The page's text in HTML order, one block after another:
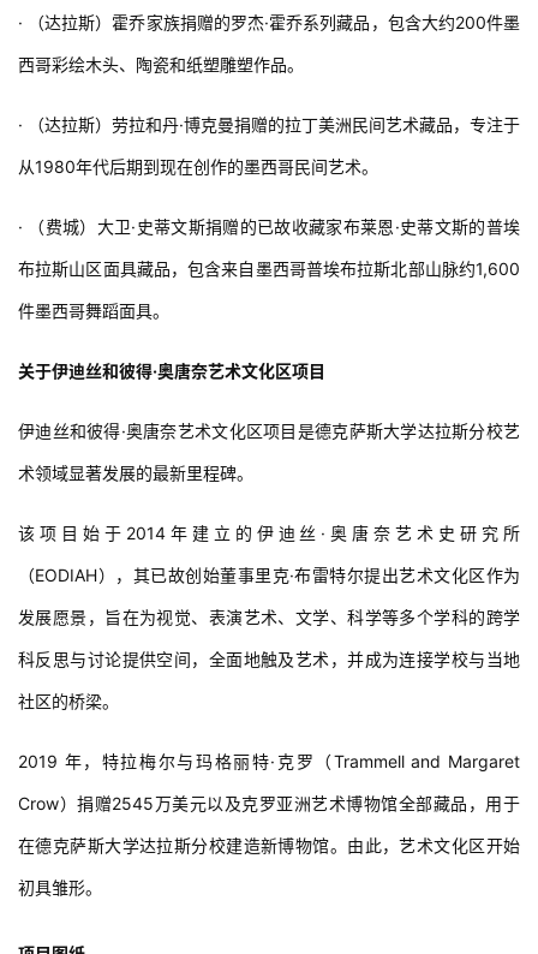
建
专
教
极
工
流
· （达拉斯）霍乔家族捐赠的罗杰·霍乔系列藏品，包含大约200件墨
西哥彩绘木头、陶瓷和纸塑雕塑作品。
· （达拉斯）劳拉和丹·博克曼捐赠的拉丁美洲民间艺术藏品，专注于
从1980年代后期到现在创作的墨西哥民间艺术。
· （费城）大卫·史蒂文斯捐赠的已故收藏家布莱恩·史蒂文斯的普埃
布拉斯山区面具藏品，包含来自墨西哥普埃布拉斯北部山脉约1,600
件墨西哥舞蹈面具。
关于伊迪丝和彼得·奥唐奈艺术文化区项目
伊迪丝和彼得·奥唐奈艺术文化区项目是德克萨斯大学达拉斯分校艺
术领域显著发展的最新里程碑。
该项目始于2014年建立的伊迪丝·奥唐奈艺术史研究所
（EODIAH），其已故创始董事里克·布雷特尔提出艺术文化区作为
发展愿景，旨在为视觉、表演艺术、文学、科学等多个学科的跨学
科反思与讨论提供空间，全面地触及艺术，并成为连接学校与当地
社区的桥梁。
2019 年，特拉梅尔与玛格丽特·克罗（Trammell and Margaret
Crow）捐赠2545万美元以及克罗亚洲艺术博物馆全部藏品，用于
在德克萨斯大学达拉斯分校建造新博物馆。由此，艺术文化区开始
初具雏形。